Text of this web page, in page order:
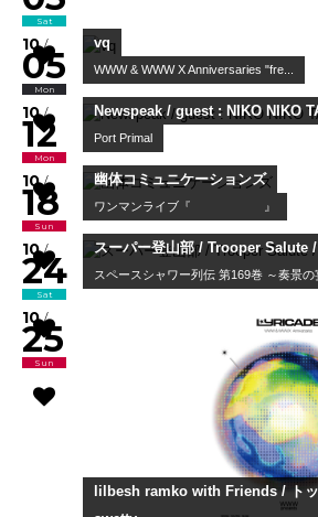
COMEBACK MY DAUGHTERS presents...
09/
28
Mon
Wendy Wander 溫蒂漫步
09/
29
Tue